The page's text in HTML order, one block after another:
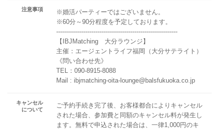
注意事項
※婚活パーティーではございません。
※60分～90分程度を予定しております。
--------------------------------------------------------------
【IBJMatching 大分ラウンジ】
主催：エージェントライフ福岡（大分サテライト）
《問い合わせ先》
TEL：090-8915-8088
Mail : ibjmatching-oita-lounge@balsfukuoka.co.jp
キャンセル
について
ご予約手続き完了後、お客様都合によりキャンセル
された場合、参加費と同額のキャンセル料が発生し
ます。無料で申込された場合は、一律1,000円のキ